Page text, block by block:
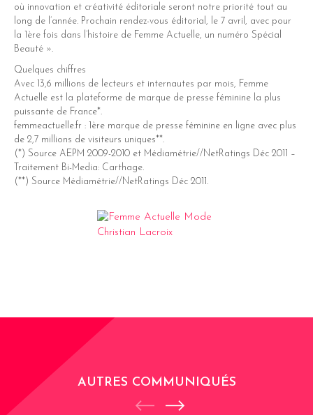
où innovation et créativité éditoriale seront notre priorité tout au
long de l’année. Prochain rendez-vous éditorial, le 7 avril, avec pour
la 1ère fois dans l’histoire de Femme Actuelle, un numéro Spécial
Beauté ».
Quelques chiffres
Avec 13,6 millions de lecteurs et internautes par mois, Femme
Actuelle est la plateforme de marque de presse féminine la plus
puissante de France*.
femmeactuelle.fr : 1ère marque de presse féminine en ligne avec plus
de 2,7 millions de visiteurs uniques**.
(*) Source AEPM 2009-2010 et Médiamétrie//NetRatings Déc 2011 –
Traitement Bi-Media: Carthage.
(**) Source Médiamétrie//NetRatings Déc 2011.
AUTRES COMMUNIQUÉS